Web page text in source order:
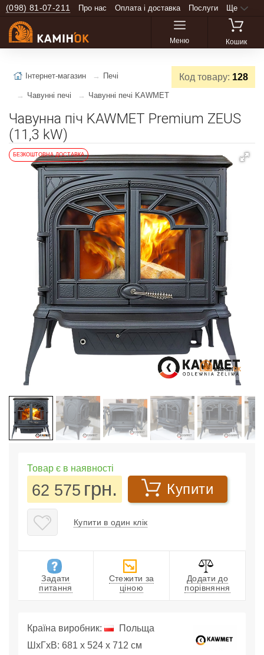
(098) 81-07-211 Про нас Оплата і доставка Послуги Ще
Меню Кошик
Код товару: 128
Інтернет-магазин Печі
Чавунні печі Чавунні печі KAWMET
Чавунна піч KAWMET Premium ZEUS
(11,3 kW)
БЕЗКОШТОВНА ДОСТАВКА
Товар є в наявності
62 575 грн. Купити
Купити в один клік
Задати
питання
Стежити за
ціною
Додати до
порівняння
Країна виробник:
Польща
ШхГхВ: 681 x 524 x 712 см